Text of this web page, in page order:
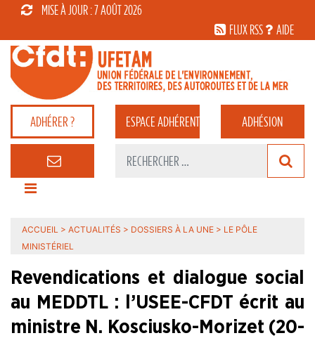
MISE À JOUR : 7 AOÛT 2026
FLUX RSS
AIDE
ADHÉRER ? ESPACEADHÉRENT ADHÉSION
ACCUEIL > ACTUALITÉS > DOSSIERS À LA UNE > LE PÔLE
MINISTÉRIEL
Revendications et dialogue social
au MEDDTL : l’USEE-CFDT écrit au
ministre N. Kosciusko-Morizet (20-